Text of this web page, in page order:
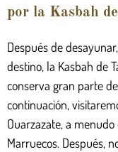
por la Kasbah
Después de
destino, la Kasbah de
conserva gran parte
continuación,
Ouarzazate, a
Marruecos. Después,